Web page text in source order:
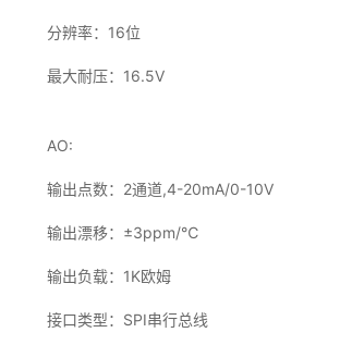
分辨率：16位
最大耐压：16.5V
AO:
输出点数：2通道,4-20mA/0-10V
输出漂移：±3ppm/℃
输出负载：1K欧姆
接口类型：SPI串行总线